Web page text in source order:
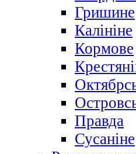
Гришине
Калініне
Кормове
Правда
Сусаніне